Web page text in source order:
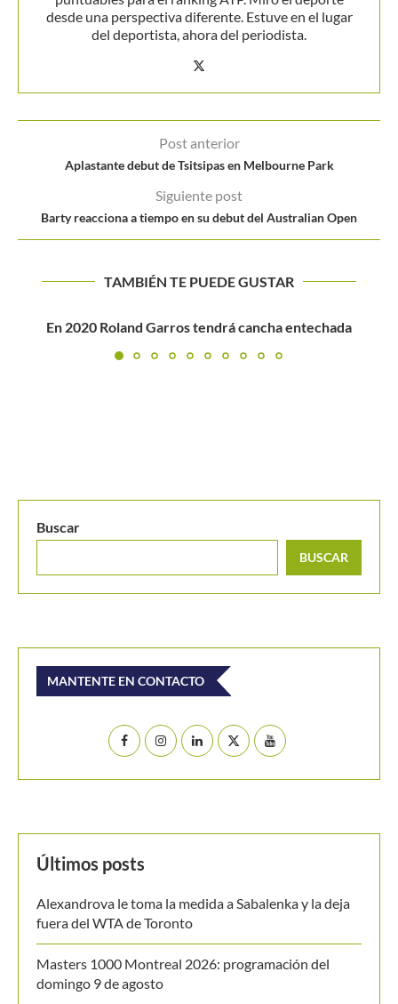
desde una perspectiva diferente. Estuve en el lugar
del deportista, ahora del periodista.
Post anterior
Aplastante debut de Tsitsipas en Melbourne Park
Siguiente post
Barty reacciona a tiempo en su debut del Australian Open
TAMBIÉN TE PUEDE GUSTAR
Buscar
MANTENTE EN CONTACTO